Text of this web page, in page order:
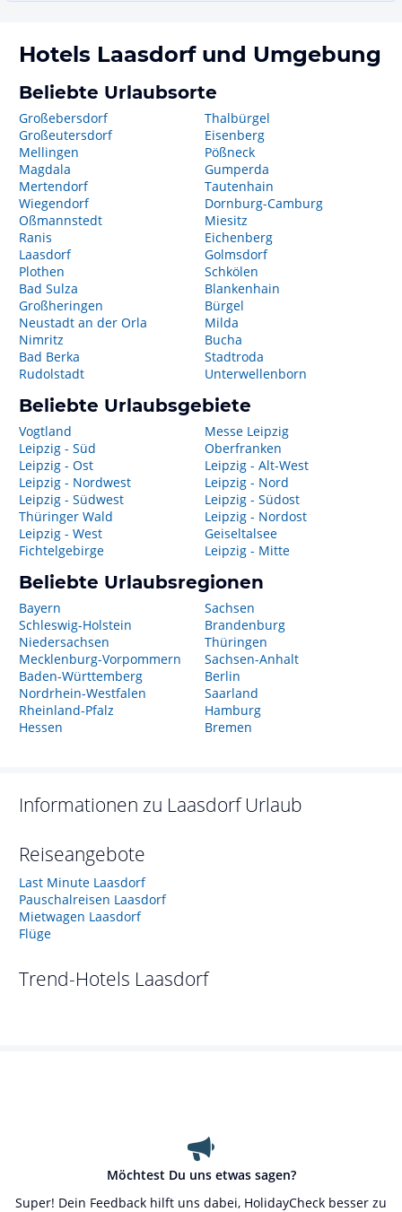
Hotels Laasdorfund Umgebung
Beliebte Urlaubsorte
Großebersdorf
Großeutersdorf
Mellingen
Magdala
Mertendorf
Wiegendorf
Oßmannstedt
Ranis
Laasdorf
Plothen
Bad Sulza
Großheringen
Neustadt an der Orla
Nimritz
Bad Berka
Rudolstadt
Thalbürgel
Eisenberg
Pößneck
Gumperda
Tautenhain
Dornburg-Camburg
Miesitz
Eichenberg
Golmsdorf
Schkölen
Blankenhain
Bürgel
Milda
Bucha
Stadtroda
Unterwellenborn
Beliebte Urlaubsgebiete
Vogtland
Leipzig - Süd
Leipzig - Ost
Leipzig - Nordwest
Leipzig - Südwest
Thüringer Wald
Leipzig - West
Fichtelgebirge
Messe Leipzig
Oberfranken
Leipzig - Alt-West
Leipzig - Nord
Leipzig - Südost
Leipzig - Nordost
Geiseltalsee
Leipzig - Mitte
Beliebte Urlaubsregionen
Bayern
Schleswig-Holstein
Niedersachsen
Mecklenburg-Vorpommern
Baden-Württemberg
Nordrhein-Westfalen
Rheinland-Pfalz
Hessen
Sachsen
Brandenburg
Thüringen
Sachsen-Anhalt
Berlin
Saarland
Hamburg
Bremen
Informationen zu Laasdorf Urlaub
Reiseangebote
Last Minute Laasdorf
Pauschalreisen Laasdorf
Mietwagen Laasdorf
Flüge
Trend-Hotels Laasdorf
Möchtest Du uns etwas sagen?
Super! Dein Feedback hilft uns dabei, HolidayCheck besser zu